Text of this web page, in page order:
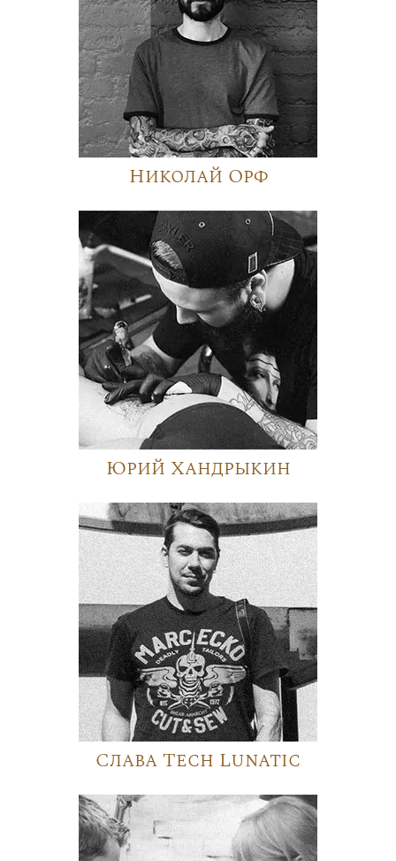
Николай Орф
Юрий Хандрыкин
Слава Tech Lunatic